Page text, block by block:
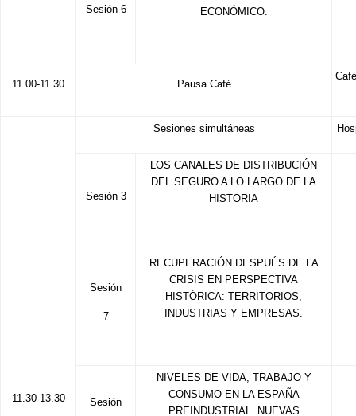
Sesión 6
ECONÓMICO.
11.00-11.30 Pausa Café
11.30-13.30
Sesiones simultáneas
Sesión 3
LOS CANALES DE DISTRIBUCIÓN
DEL SEGURO A LO LARGO DE LA
HISTORIA
Sesión
7
RECUPERACIÓN DESPUÉS DE LA
CRISIS EN PERSPECTIVA
HISTÓRICA: TERRITORIOS,
INDUSTRIAS Y EMPRESAS.
Sesión
NIVELES DE VIDA, TRABAJO Y
CONSUMO EN LA ESPAÑA
PREINDUSTRIAL. NUEVAS